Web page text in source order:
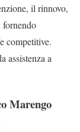
il rinnovo,
fornendo
competitive.
assistenza a
Marengo